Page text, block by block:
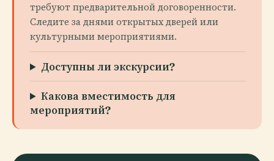
требуют предварительной договоренности.
Следите за днями открытых дверей или
культурными мероприятиями.
Доступны ли экскурсии?
Какова вместимость для
мероприятий?